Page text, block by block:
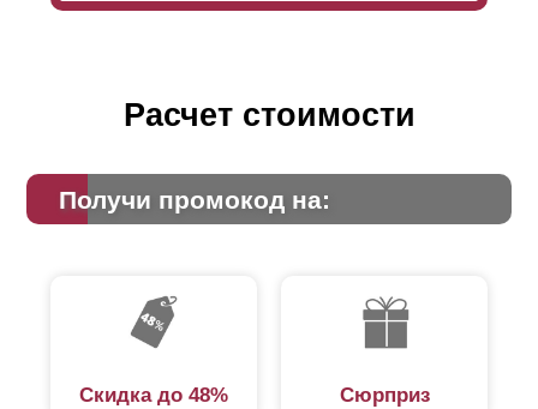
Расчет стоимости
Получи промокод на:
Скидка до 48% Сюрприз